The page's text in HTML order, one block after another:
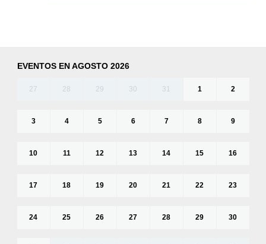
EVENTOS EN AGOSTO 2026
27 28 29 30 31 1 2
3 4 5 6 7 8 9
10 11 12 13 14 15 16
17 18 19 20 21 22 23
24 25 26 27 28 29 30